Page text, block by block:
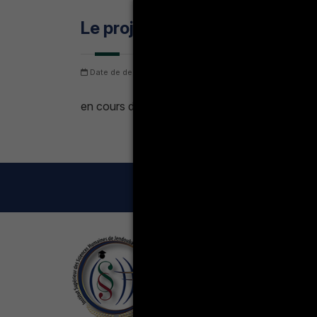
Le projet Biruni
Date de dernière mise à jour: samedi 8 août 2026
en cours de construction